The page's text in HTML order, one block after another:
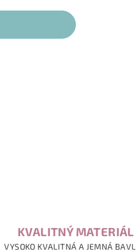
KVALITNÝ MATERIÁL
VYSOKO KVALITNÁ A JEMNÁ